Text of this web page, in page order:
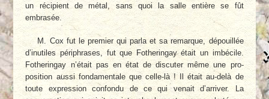
un récipient de métal, sans quoi la salle en­tière se fût
embrasée.
M. Cox fut le premier qui parla et sa re­marque, dépouillée
d’inutiles périphrases, fut que Fotheringay était un imbécile.
Fotheringay n’était pas en état de discuter même une pro­
position aussi fondamentale que celle-là ! Il était au-delà de
toute expression confondu de ce qui venait d’arriver. La